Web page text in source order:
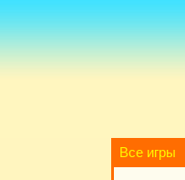
Все игры